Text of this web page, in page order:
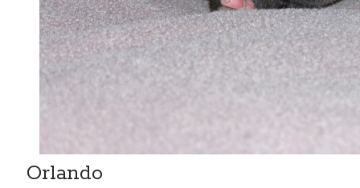
Orlando